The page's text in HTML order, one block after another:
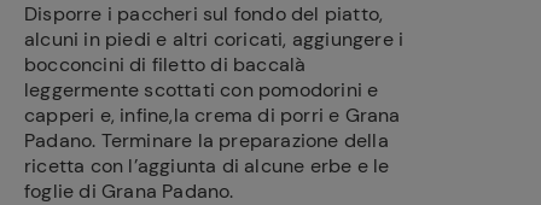
Disporre i paccheri sul fondo del piatto,
alcuni in piedi e altri coricati, aggiungere i
bocconcini di filetto di baccalà
leggermente scottati con pomodorini e
capperi e, infine,la crema di porri e Grana
Padano. Terminare la preparazione della
ricetta con l’aggiunta di alcune erbe e le
foglie di Grana Padano.